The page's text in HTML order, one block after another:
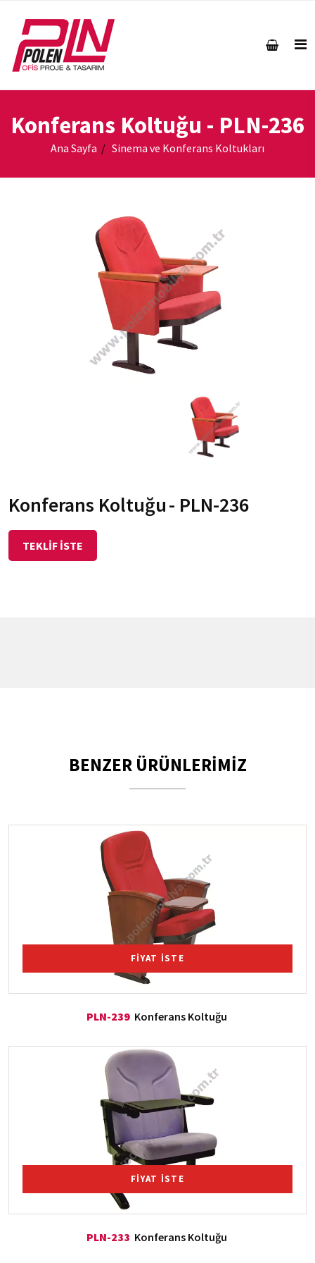
Konferans Koltuğu - PLN-236
Ana Sayfa Sinema ve Konferans Koltukları
Konferans Koltuğu- PLN-236
TEKLİF İSTE
BENZER ÜRÜNLERİMİZ
FİYAT İSTE
PLN-239 Konferans Koltuğu
FİYAT İSTE
PLN-233 Konferans Koltuğu